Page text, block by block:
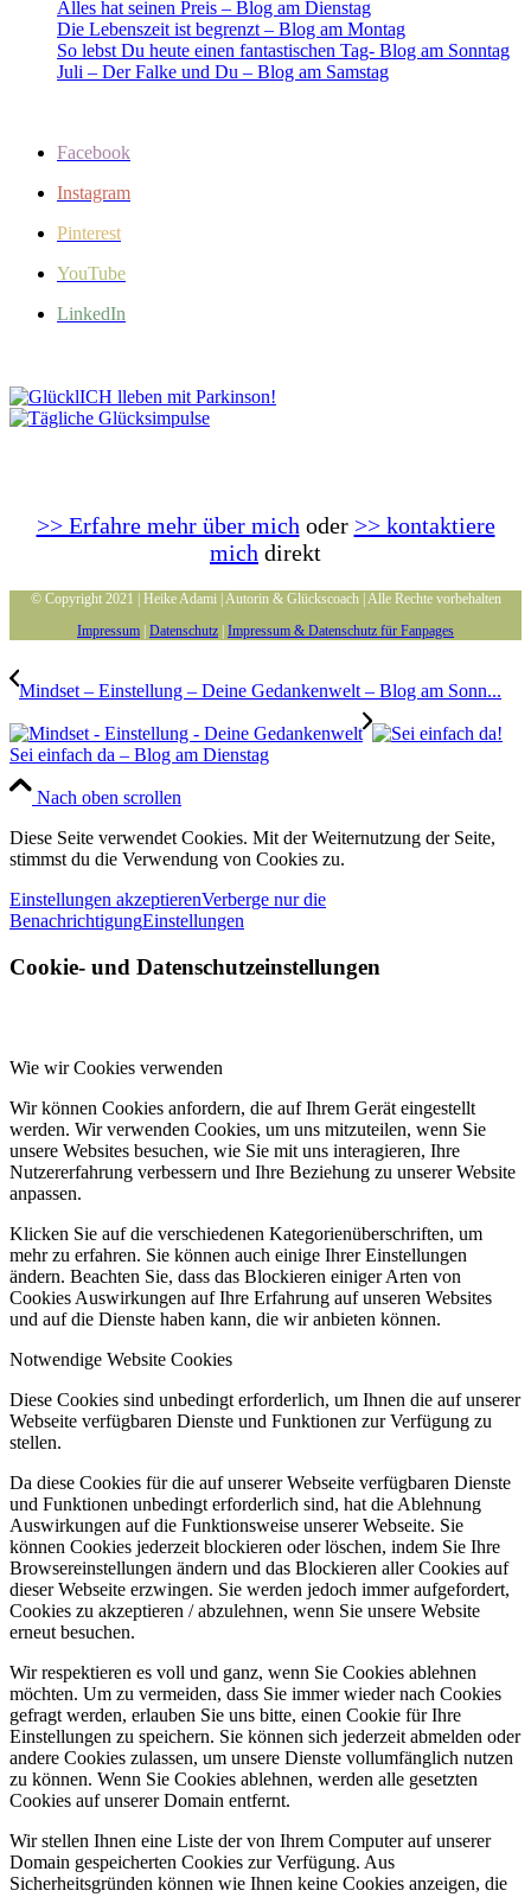
Alles hat seinen Preis – Blog am Dienstag
Die Lebenszeit ist begrenzt – Blog am Montag
So lebst Du heute einen fantastischen Tag- Blog am Sonntag
Juli – Der Falke und Du – Blog am Samstag
Facebook
Instagram
Pinterest
YouTube
LinkedIn
>> Erfahre mehr über mich oder >> kontaktiere
mich direkt
© Copyright 2021 | Heike Adami | Autorin & Glückscoach | Alle Rechte vorbehalten
Impressum Datenschutz Impressum & Datenschutz für Fanpages
Mindset – Einstellung – Deine Gedankenwelt – Blog am Sonn...
Sei einfach da – Blog am Dienstag
Nach oben scrollen
Diese Seite verwendet Cookies. Mit der Weiternutzung der Seite,
stimmst du die Verwendung von Cookies zu.
Einstellungen akzeptierenVerberge nur die
BenachrichtigungEinstellungen
Cookie- und Datenschutzeinstellungen
Wie wir Cookies verwenden
Wir können Cookies anfordern, die auf Ihrem Gerät eingestellt
werden. Wir verwenden Cookies, um uns mitzuteilen, wenn Sie
unsere Websites besuchen, wie Sie mit uns interagieren, Ihre
Nutzererfahrung verbessern und Ihre Beziehung zu unserer Website
anpassen.
Klicken Sie auf die verschiedenen Kategorienüberschriften, um
mehr zu erfahren. Sie können auch einige Ihrer Einstellungen
ändern. Beachten Sie, dass das Blockieren einiger Arten von
Cookies Auswirkungen auf Ihre Erfahrung auf unseren Websites
und auf die Dienste haben kann, die wir anbieten können.
Notwendige Website Cookies
Diese Cookies sind unbedingt erforderlich, um Ihnen die auf unserer
Webseite verfügbaren Dienste und Funktionen zur Verfügung zu
stellen.
Da diese Cookies für die auf unserer Webseite verfügbaren Dienste
und Funktionen unbedingt erforderlich sind, hat die Ablehnung
Auswirkungen auf die Funktionsweise unserer Webseite. Sie
können Cookies jederzeit blockieren oder löschen, indem Sie Ihre
Browsereinstellungen ändern und das Blockieren aller Cookies auf
dieser Webseite erzwingen. Sie werden jedoch immer aufgefordert,
Cookies zu akzeptieren / abzulehnen, wenn Sie unsere Website
erneut besuchen.
Wir respektieren es voll und ganz, wenn Sie Cookies ablehnen
möchten. Um zu vermeiden, dass Sie immer wieder nach Cookies
gefragt werden, erlauben Sie uns bitte, einen Cookie für Ihre
Einstellungen zu speichern. Sie können sich jederzeit abmelden oder
andere Cookies zulassen, um unsere Dienste vollumfänglich nutzen
zu können. Wenn Sie Cookies ablehnen, werden alle gesetzten
Cookies auf unserer Domain entfernt.
Wir stellen Ihnen eine Liste der von Ihrem Computer auf unserer
Domain gespeicherten Cookies zur Verfügung. Aus
Sicherheitsgründen können wie Ihnen keine Cookies anzeigen, die